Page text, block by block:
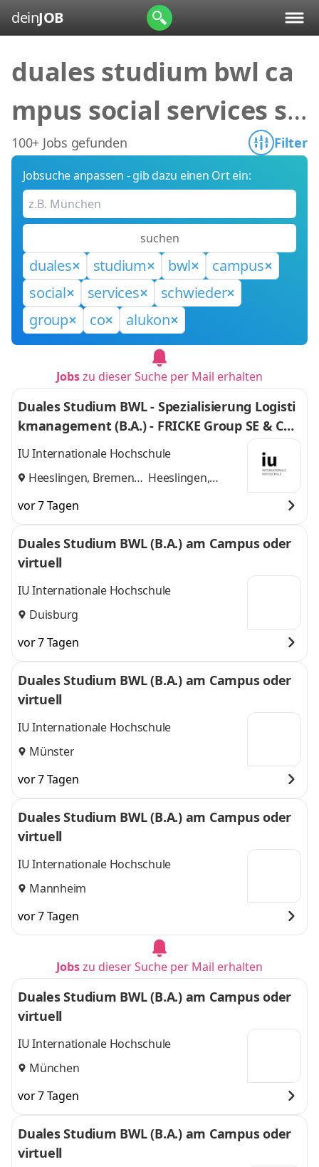
deinJOB
duales studium bwl ca
mpus social services sc
hwieder group co aluk
on
100+ Jobs gefunden Filter
Jobsuche anpassen - gib dazu einen Ort ein:
suchen
duales studium bwl
campus
social
services
schwieder
group
co alukon
Jobszu dieser Suche per Mail erhalten
Duales Studium BWL - Spezialisierung Logisti
kmanagement (B.A.) - FRICKE Group SE & Co.
KG
IU Internationale Hochschule
Heeslingen, Bremen
Heeslingen,
vor 7 Tagen
Duales Studium BWL (B.A.) am Campus oder
virtuell
IU Internationale Hochschule
Duisburg
vor 7 Tagen
Duales Studium BWL (B.A.) am Campus oder
virtuell
IU Internationale Hochschule
Münster
vor 7 Tagen
Duales Studium BWL (B.A.) am Campus oder
virtuell
IU Internationale Hochschule
Mannheim
vor 7 Tagen
Jobszu dieser Suche per Mail erhalten
Duales Studium BWL (B.A.) am Campus oder
virtuell
IU Internationale Hochschule
München
vor 7 Tagen
Duales Studium BWL (B.A.) am Campus oder
virtuell